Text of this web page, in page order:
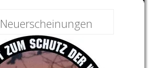
Neuerscheinungen